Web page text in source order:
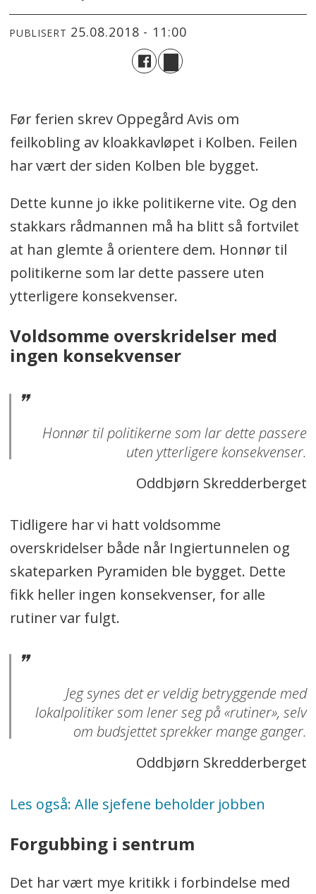
PUBLISERT 25.08.2018 - 11:00
Før ferien skrev Oppegård Avis om
feilkobling av kloakkavløpet i Kolben. Feilen
har vært der siden Kolben ble bygget.
Dette kunne jo ikke politikerne vite. Og den
stakkars rådmannen må ha blitt så fortvilet
at han glemte å orientere dem. Honnør til
politikerne som lar dette passere uten
ytterligere konsekvenser.
Voldsomme overskridelser med
ingen konsekvenser
Honnør til politikerne som lar dette passere
uten ytterligere konsekvenser.
Oddbjørn Skredderberget
Tidligere har vi hatt voldsomme
overskridelser både når Ingiertunnelen og
skateparken Pyramiden ble bygget. Dette
fikk heller ingen konsekvenser, for alle
rutiner var fulgt.
Jeg synes det er veldig betryggende med
lokalpolitiker som lener seg på «rutiner», selv
om budsjettet sprekker mange ganger.
Oddbjørn Skredderberget
Les også: Alle sjefene beholder jobben
Forgubbing i sentrum
Det har vært mye kritikk i forbindelse med